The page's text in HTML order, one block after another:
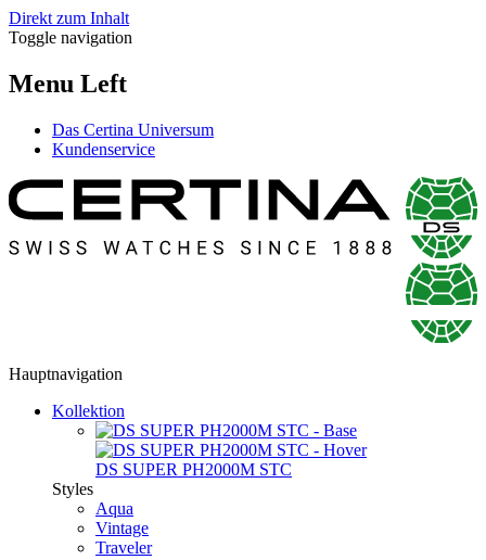
Direkt zum Inhalt
Toggle navigation
Menu Left
Das Certina Universum
Kundenservice
Hauptnavigation
Kollektion
DS SUPER PH2000M STC
Styles
Aqua
Vintage
Traveler